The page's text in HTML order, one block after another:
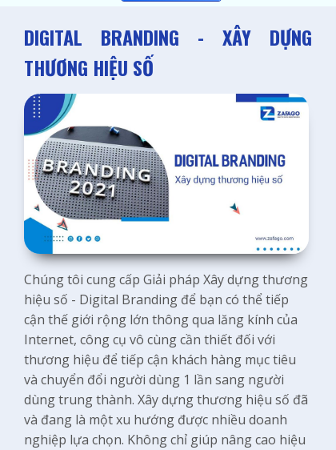
DIGITAL BRANDING - XÂY DỰNG
THƯƠNG HIỆU SỐ
Chúng tôi cung cấp Giải pháp Xây dựng thương
hiệu số - Digital Branding để bạn có thể tiếp
cận thế giới rộng lớn thông qua lăng kính của
Internet, công cụ vô cùng cần thiết đối với
thương hiệu để tiếp cận khách hàng mục tiêu
và chuyển đổi người dùng 1 lần sang người
dùng trung thành. Xây dựng thương hiệu số đã
và đang là một xu hướng được nhiều doanh
nghiệp lựa chọn. Không chỉ giúp nâng cao hiệu